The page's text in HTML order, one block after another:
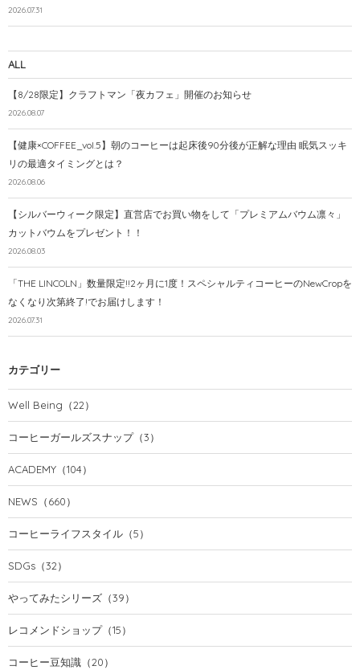
2026.07.31
ALL
【8/28限定】クラフトマン「夜カフェ」開催のお知らせ
2026.08.07
【健康×COFFEE_vol.5】朝のコーヒーは起床後90分後が正解な理由 眠気スッキ
リの最適タイミングとは？
2026.08.06
【シルバーウィーク限定】直営店でお買い物をして「プレミアムバウム凛々」
カットバウムをプレゼント！！
2026.08.03
「THE LINCOLN」数量限定!!2ヶ月に1度！スペシャルティコーヒーのNewCropを
なくなり次第終了!でお届けします！
2026.07.31
カテゴリー
Well Being （22）
コーヒーガールズスナップ（3）
ACADEMY （104）
NEWS （660）
コーヒーライフスタイル （5）
SDGs （32）
やってみたシリーズ （39）
レコメンドショップ（15）
コーヒー豆知識 （20）